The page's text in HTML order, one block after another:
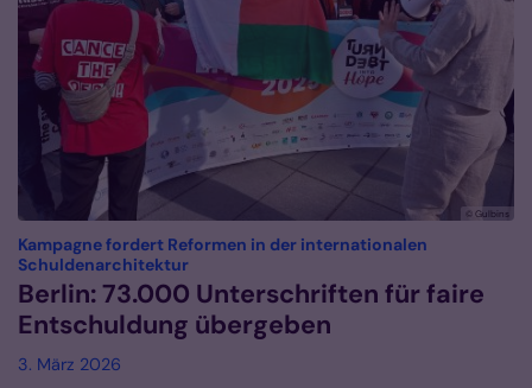
© Gulbins
Kampagne fordert Reformen in der internationalen
Schuldenarchitektur:
Berlin: 73.000 Unterschriften für faire
Entschuldung übergeben
3. März 2026